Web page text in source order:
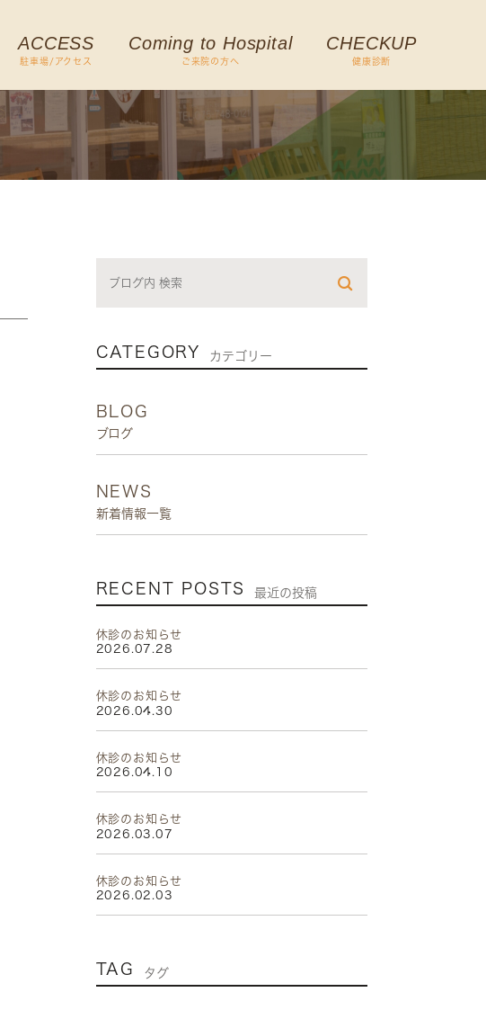
ACCESS
駐車場/アクセス
Coming to Hospital
ご来院の方へ
CHECKUP
健康診断
CATEGORY カテゴリー
BLOG
ブログ
NEWS
新着情報一覧
RECENT POSTS 最近の投稿
休診のお知らせ
2026.07.28
休診のお知らせ
2026.04.30
休診のお知らせ
2026.04.10
休診のお知らせ
2026.03.07
休診のお知らせ
2026.02.03
TAG タグ